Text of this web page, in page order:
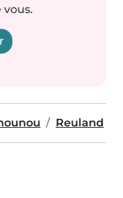
Reuland